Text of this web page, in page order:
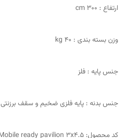
ارتفاع : 300 cm
وزن بسته بندی : 40 kg
جنس پایه : فلز
جنس بدنه : پایه فلزی ضخیم و سقف برزنتی
کد محصول: Mobile ready pavilion 3x4.5